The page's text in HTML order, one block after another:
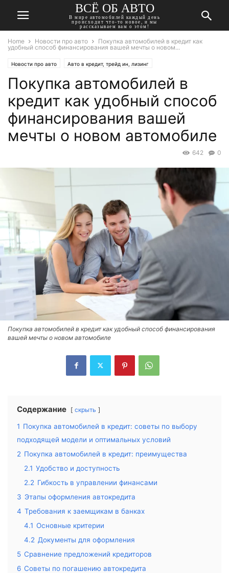
ВСЁ ОБ АВТО
В мире автомобилей каждый день
происходит что-то новое, и мы
рассказываем вам о этом!
Home Новости про авто
Покупка автомобилей в кредит как
удобный способ финансирования вашей мечты о новом...
Новости про авто Авто в кредит, трейд ин, лизинг
Покупка автомобилей в
кредит как удобный способ
финансирования вашей
мечты о новом автомобиле
0
642
Покупка автомобилей в кредит как удобный способ финансирования
вашей мечты о новом автомобиле
Содержание скрыть
1 Покупка автомобилей в кредит: советы по выбору
подходящей модели и оптимальных условий
2 Покупка автомобилей в кредит: преимущества
2.1 Удобство и доступность
2.2 Гибкость в управлении финансами
3 Этапы оформления автокредита
4 Требования к заемщикам в банках
4.1 Основные критерии
4.2 Документы для оформления
5 Сравнение предложений кредиторов
6 Советы по погашению автокредита